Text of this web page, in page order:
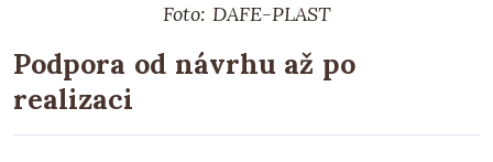
Foto: DAFE-PLAST
Podpora od návrhu až po
realizaci